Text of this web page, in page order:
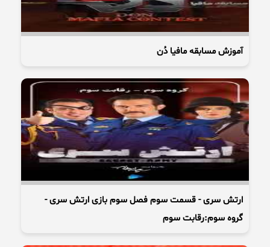
آموزش مسابقه مافیا دُن
ارتش سری - قسمت سوم فصل سوم بازی ارتش سری -
گروه سوم:رقابت سوم